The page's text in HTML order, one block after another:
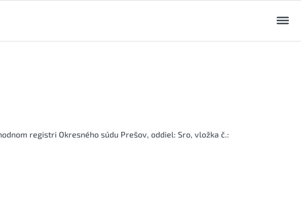
registri Okresného súdu Prešov, oddiel: Sro, vložka č.: